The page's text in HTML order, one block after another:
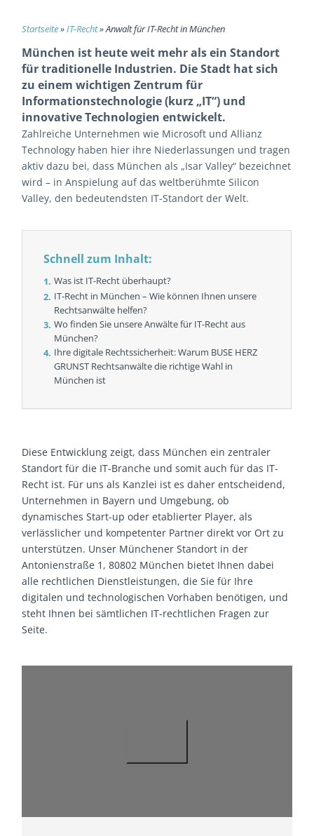
Startseite»IT-Recht»Anwalt für IT-Recht in München
München ist heute weit mehr als ein Standort
für traditionelle Industrien. Die Stadt hat sich
zu einem wichtigen Zentrum für
Informationstechnologie (kurz „IT“) und
innovative Technologien entwickelt.
Zahlreiche Unternehmen wie Microsoft und Allianz
Technology haben hier ihre Niederlassungen und tragen
aktiv dazu bei, dass München als „Isar Valley“ bezeichnet
wird – in Anspielung auf das weltberühmte Silicon
Valley, den bedeutendsten IT-Standort der Welt.
Schnell zum Inhalt:
Was ist IT-Recht überhaupt?
IT-Recht in München – Wie können Ihnen unsere
Rechtsanwälte helfen?
Wo finden Sie unsere Anwälte für IT-Recht aus
München?
Ihre digitale Rechtssicherheit: Warum BUSE HERZ
GRUNST Rechtsanwälte die richtige Wahl in
München ist
Diese Entwicklung zeigt, dass München ein zentraler
Standort für die IT-Branche und somit auch für das IT-
Recht ist. Für uns als Kanzlei ist es daher entscheidend,
Unternehmen in Bayern und Umgebung, ob
dynamisches Start-up oder etablierter Player, als
verlässlicher und kompetenter Partner direkt vor Ort zu
unterstützen. Unser Münchener Standort in der
Antonienstraße 1, 80802 München bietet Ihnen dabei
alle rechtlichen Dienstleistungen, die Sie für Ihre
digitalen und technologischen Vorhaben benötigen, und
steht Ihnen bei sämtlichen IT-rechtlichen Fragen zur
Seite.